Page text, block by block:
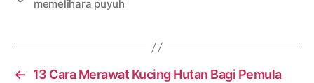
memelihara puyuh
←
13 Cara Merawat Kucing Hutan Bagi Pemula